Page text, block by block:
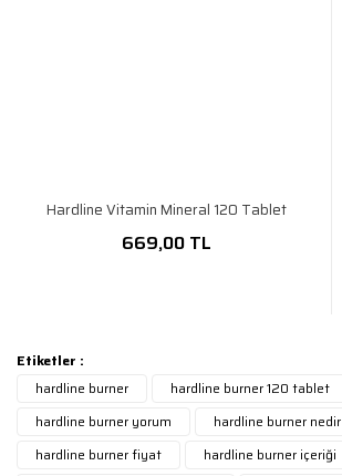
Hardline Vitamin Mineral 120 Tablet
669,00 TL
Etiketler :
hardline burner
hardline burner 120 tablet
hardline burner yorum
hardline burner nedir
hardline burner fiyat
hardline burner içeriği